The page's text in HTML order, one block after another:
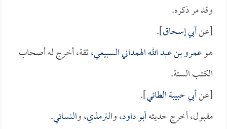
وقد مر ذكره.
[عنأبي إسحاق].
هوعمرو بن عبد الله الهمداني السبيعي، ثقة، أخرج له أصحاب
الكتب الستة.
[عنأبي حبيبة الطائي].
مقبول، أخرج حديثهأبو داود، والترمذي، والنسائي.